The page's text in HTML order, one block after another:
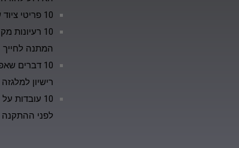
10 פריטי ציוד שחייבים להיות בכל מטבח
המתנה לחייך
10 דברים
רישיון למלגזה
10 עובדות
לפני ההתקנה